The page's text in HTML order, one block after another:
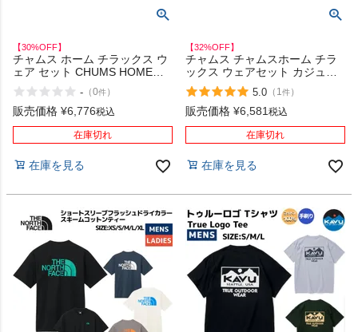
【30%OFF】
チャムス ホーム チラックス ウ
ェア セット CHUMS HOME
Chillax Wear Set アウトレット
セール
- （0件）
販売価格 ¥6,776税込
在庫切れ
在庫を見る
【32%OFF】
チャムス チャムスホーム チラ
ックス ウェアセット カジュア
ル 半袖 シャツ ショートパンツ
上下セット ルームウェア パジ
ャマ CHUMS HOME Chillax
5.0 （ 1件）
販売価格 ¥6,581税込
在庫切れ
在庫を見る